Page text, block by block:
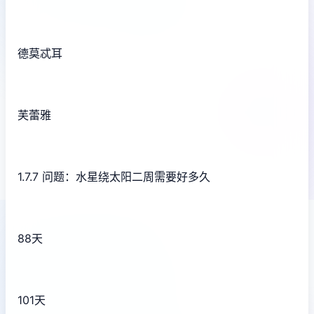
德莫忒耳
芙蕾雅
1.7.7 问题：水星绕太阳二周需要好多久
88天
101天